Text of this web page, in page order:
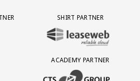
& STADIUM PARTNER AFAS SOFTWARE
SHIRT PARTNER
BEZOEK ONZE SHIRT PARTNER
EUROJACKPOT
ACADEMY PARTNER
BEZOEK ONZE ACADEMY